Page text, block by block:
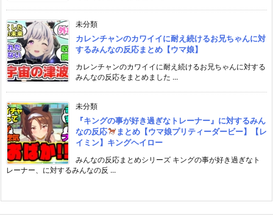
未分類
カレンチャンのカワイイに耐え続けるお兄ちゃんに対
するみんなの反応まとめ【ウマ娘】
カレンチャンのカワイイに耐え続けるお兄ちゃんに対する
みんなの反応をまとめました ...
未分類
『キングの事が好き過ぎなトレーナー』に対するみん
なの反応
まとめ【ウマ娘プリティーダービー】【レ
イミン】キングヘイロー
みんなの反応まとめシリーズ キングの事が好き過ぎなト
レーナー、に対するみんなの反 ...